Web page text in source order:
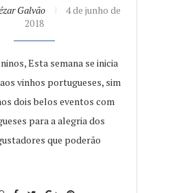
Galvão
4 de junho de
2018
Esta semana se inicia
vinhos portugueses, sim
dois belos eventos com
para a alegria dos
que poderão